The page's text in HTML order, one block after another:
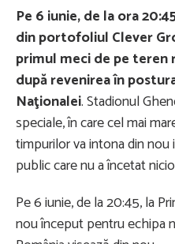
Pe 6 iunie, de la ora
din portofoliul Clever
primul meci de pe teren
după revenireaîn
Naţionalei. Stadionul
speciale, în care cel mai
timpurilor va intona din
public care nu a încetat
Pe 6 iunie, de la 20:45, la
nou început pentru echipa